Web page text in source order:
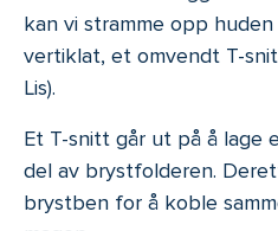
kan vi stramme opp
vertiklat, et omvendt T-
Lis).
Et T-snitt går ut på å lage
del av brystfolderen.
brystben for å koble